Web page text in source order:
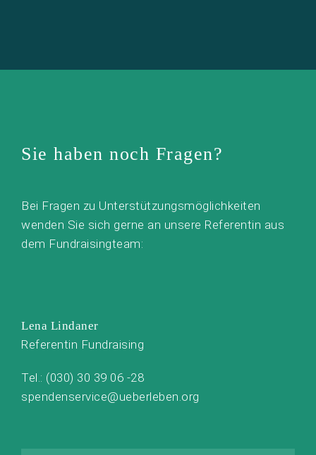
Sie haben noch Fragen?
Bei Fragen zu Unterstützungsmöglichkeiten
wenden Sie sich gerne an unsere Referentin aus
dem Fundraisingteam:
Lena Lindaner
Referentin Fundraising
Tel.: (030) 30 39 06 -28
spendenservice@ueberleben.org